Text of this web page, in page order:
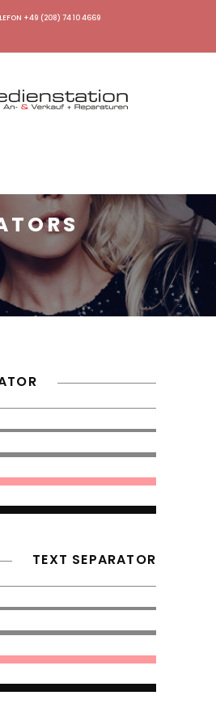
+49 (208) 74 10 4669
TEXT SEPARATOR